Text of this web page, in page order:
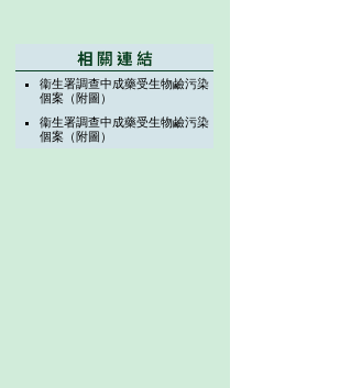
衞生署調查中成藥受生物鹼污染
個案（附圖）
衞生署調查中成藥受生物鹼污染
個案（附圖）